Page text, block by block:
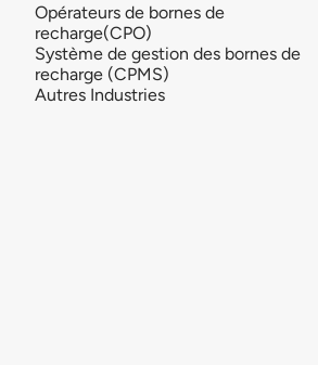
Opérateurs de bornes de
recharge(CPO)
Système de gestion des bornes de
recharge (CPMS)
Autres Industries